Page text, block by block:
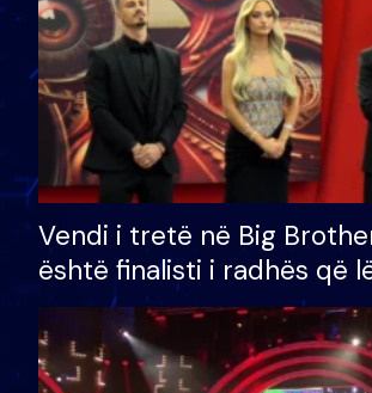
Vendi i tretë në Big
është finalisti i radhës që